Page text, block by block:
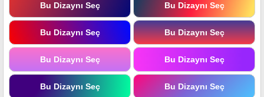
Bu Dizaynı Seç Bu Dizaynı Seç
Bu Dizaynı Seç Bu Dizaynı Seç
Bu Dizaynı Seç Bu Dizaynı Seç
Bu Dizaynı Seç Bu Dizaynı Seç